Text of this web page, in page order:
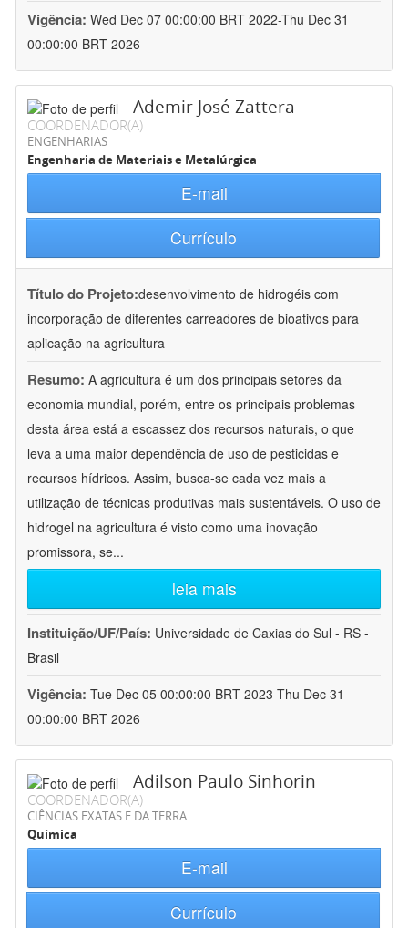
Vigência: Wed Dec 07 00:00:00 BRT 2022-Thu Dec 31
00:00:00 BRT 2026
Ademir José Zattera
COORDENADOR(A)
ENGENHARIAS
Engenharia de Materiais e Metalúrgica
E-mail
Currículo
Título do Projeto:desenvolvimento de hidrogéis com
incorporação de diferentes carreadores de bioativos para
aplicação na agricultura
Resumo: A agricultura é um dos principais setores da
economia mundial, porém, entre os principais problemas
desta área está a escassez dos recursos naturais, o que
leva a uma maior dependência de uso de pesticidas e
recursos hídricos. Assim, busca-se cada vez mais a
utilização de técnicas produtivas mais sustentáveis. O uso de
hidrogel na agricultura é visto como uma inovação
promissora, se...
leia mais
Instituição/UF/País: Universidade de Caxias do Sul - RS -
Brasil
Vigência: Tue Dec 05 00:00:00 BRT 2023-Thu Dec 31
00:00:00 BRT 2026
Adilson Paulo Sinhorin
COORDENADOR(A)
CIÊNCIAS EXATAS E DA TERRA
Química
E-mail
Currículo